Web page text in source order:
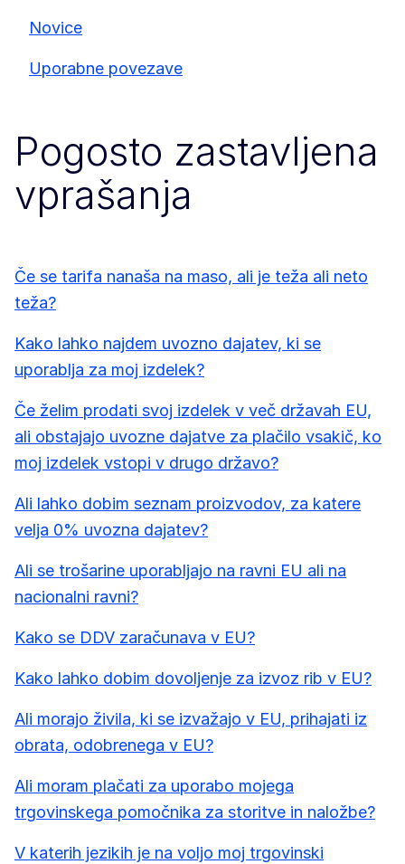
Novice
Uporabne povezave
Pogosto zastavljena
vprašanja
Če se tarifa nanaša na maso, ali je teža ali neto
teža?
Kako lahko najdem uvozno dajatev, ki se
uporablja za moj izdelek?
Če želim prodati svoj izdelek v več državah EU,
ali obstajajo uvozne dajatve za plačilo vsakič, ko
moj izdelek vstopi v drugo državo?
Ali lahko dobim seznam proizvodov, za katere
velja 0% uvozna dajatev?
Ali se trošarine uporabljajo na ravni EU ali na
nacionalni ravni?
Kako se DDV zaračunava v EU?
Kako lahko dobim dovoljenje za izvoz rib v EU?
Ali morajo živila, ki se izvažajo v EU, prihajati iz
obrata, odobrenega v EU?
Ali moram plačati za uporabo mojega
trgovinskega pomočnika za storitve in naložbe?
V katerih jezikih je na voljo moj trgovinski